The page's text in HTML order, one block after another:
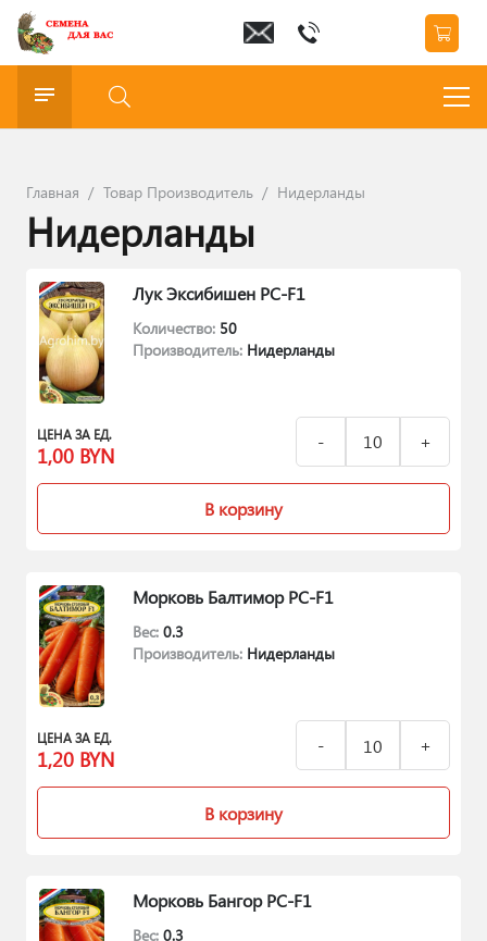
Главная / Товар Производитель / Нидерланды
Нидерланды
Лук Эксибишен РС-F1
Количество: 50
Производитель: Нидерланды
ЦЕНА ЗА ЕД.
1,00 BYN
В корзину
Морковь Балтимор РС-F1
Вес: 0.3
Производитель: Нидерланды
ЦЕНА ЗА ЕД.
1,20 BYN
В корзину
Морковь Бангор РС-F1
Вес: 0.3